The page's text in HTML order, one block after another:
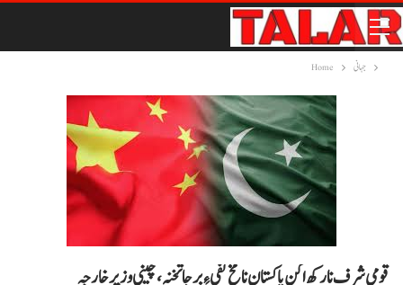
Home جہانی
قومی شرف نا رکھ اکن پاکستان نا مخ تفی ءِ برجا تخنہ، چینی وزیر خارجہ